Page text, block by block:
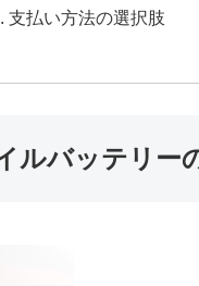
支払い方法の選択肢
ルバッテリー